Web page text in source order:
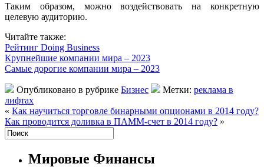
Таким образом, можно воздействовать на конкретную
целевую аудиторию.
Читайте также:
Рейтинг Doing Business
Крупнейшие компании мира – 2023
Самые дорогие компании мира – 2023
Опубликовано в рубрике Бизнес Метки: реклама в
лифтах
« Как научиться торговле бинарными опционами в 2014 году?
Как проводится доливка в ПАММ-счет в 2014 году? »
Мировые Финансы